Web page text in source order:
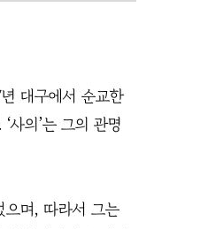
대구에서 순교한
사의’는 그의 관명
으며, 따라서 그는